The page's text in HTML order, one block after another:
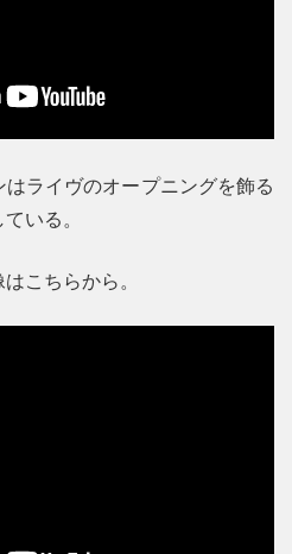
ライヴのオープニングを飾る
いる。
こちらから。